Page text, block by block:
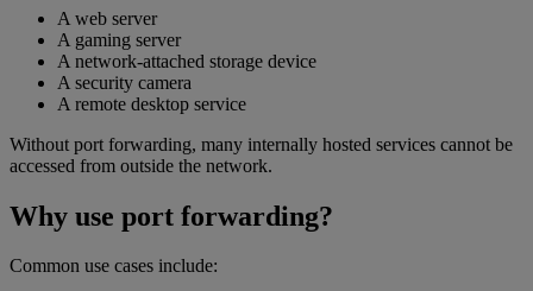
A web server
A gaming server
A network-attached storage device
A security camera
A remote desktop service
Without port forwarding, many internally hosted services cannot be
accessed from outside the network.
Why use port forwarding?
Common use cases include: